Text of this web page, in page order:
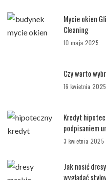
Mycie okien
Cleaning
10 maja 2025
Czy warto
16 kwietnia 2025
Kredyt
podpisaniem
3 kwietnia 2025
Jak nosić
wyglądać